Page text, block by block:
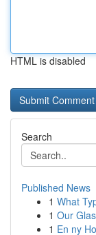
HTML is disabled
Search
Published News
1 What
1 Our
1 En ny